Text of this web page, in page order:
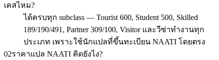
เคสไหม?
ได้ครบทุก subclass — Tourist 600, Student 500, Skilled
189/190/491, Partner 309/100, Visitor และวีซ่าทำงานทุก
ประเภท เพราะใช้นักแปลที่ขึ้นทะเบียน NAATI โดยตรง
02ราคาแปล NAATI คิดยังไง?